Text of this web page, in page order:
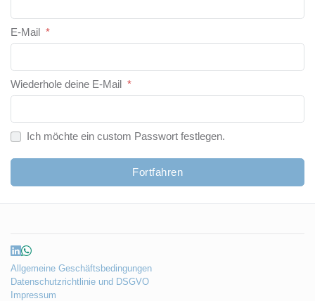
E-Mail *
Wiederhole deine E-Mail *
Ich möchte ein custom Passwort festlegen.
Fortfahren
Allgemeine Geschäftsbedingungen
Datenschutzrichtlinie und DSGVO
Impressum